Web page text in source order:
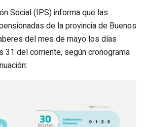
Social (IPS) informa que las
de la provincia de Buenos
del mes de mayo los días
31 del corriente, según cronograma